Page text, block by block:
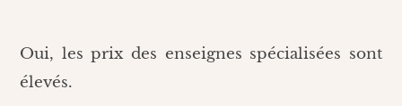
Oui, les prix des enseignes spécialisées sont
élevés.